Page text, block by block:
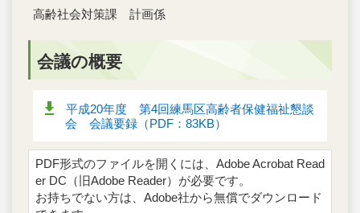
高齢社会対策課 計画係
会議の概要
平成20年度 第4回練馬区高齢者保健福祉懇談
会 会議要録（PDF：83KB）
PDF形式のファイルを開くには、Adobe Acrobat Read
er DC（旧Adobe Reader）が必要です。
お持ちでない方は、Adobe社から無償でダウンロード